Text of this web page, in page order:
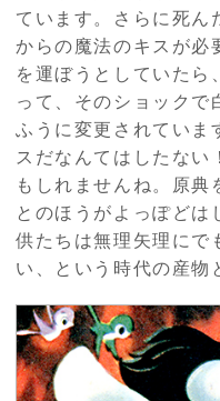
ています。さらに死ん
からの魔法のキスが必
を運ぼうとしていたら
って、そのショックで
ふうに変更されていま
スだなんてはしたな
もしれませんね。原典
とのほうがよっぽどは
供たちは無理矢理にで
い、という時代の産物